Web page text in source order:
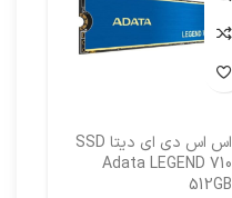
اس اس دی ای دیتا SSD
Adata LEGEND 710
512GB